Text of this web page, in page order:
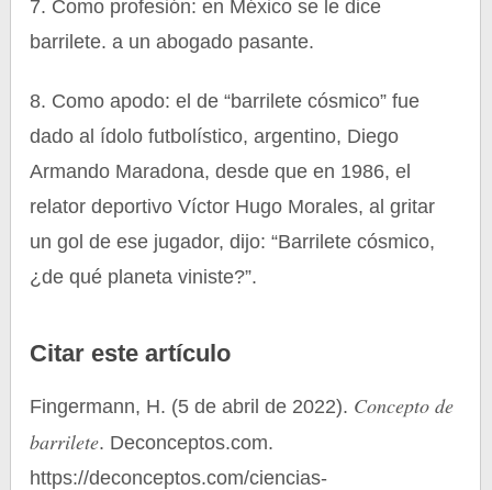
7. Como profesión: en México se le dice
barrilete. a un abogado pasante.
8. Como apodo: el de “barrilete cósmico” fue
dado al ídolo futbolístico, argentino, Diego
Armando Maradona, desde que en 1986, el
relator deportivo Víctor Hugo Morales, al gritar
un gol de ese jugador, dijo: “Barrilete cósmico,
¿de qué planeta viniste?”.
Citar este artículo
Fingermann, H. (5 de abril de 2022). Concepto de
barrilete. Deconceptos.com.
https://deconceptos.com/ciencias-